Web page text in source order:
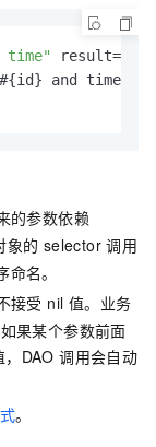
result=
and time >
的参数依赖
象的 selector 调用
名。
接受 nil 值。业务
果某个参数前面
DAO 调用会自动
。